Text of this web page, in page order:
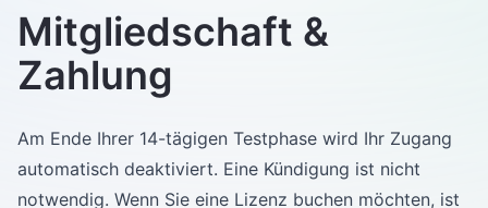
Mitgliedschaft &
Zahlung
Am Ende Ihrer 14-tägigen Testphase wird Ihr Zugang
automatisch deaktiviert. Eine Kündigung ist nicht
notwendig. Wenn Sie eine Lizenz buchen möchten, ist